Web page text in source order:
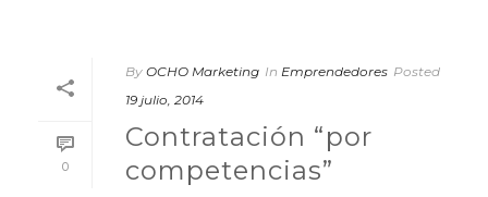
0
By OCHO Marketing In Emprendedores Posted
19 julio, 2014
Contratación “por
competencias”